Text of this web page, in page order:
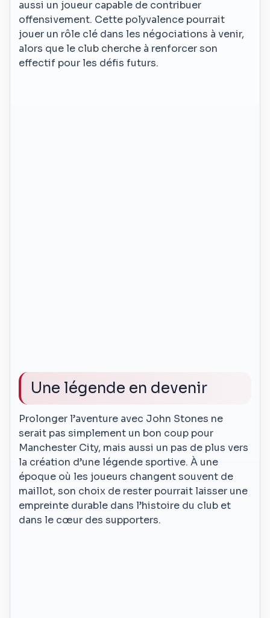
aussi un joueur capable de contribuer
offensivement. Cette polyvalence pourrait
jouer un rôle clé dans les négociations à venir,
alors que le club cherche à renforcer son
effectif pour les défis futurs.
Une légende en devenir
Prolonger l’aventure avec John Stones ne
serait pas simplement un bon coup pour
Manchester City, mais aussi un pas de plus vers
la création d’une légende sportive. À une
époque où les joueurs changent souvent de
maillot, son choix de rester pourrait laisser une
empreinte durable dans l’histoire du club et
dans le cœur des supporters.